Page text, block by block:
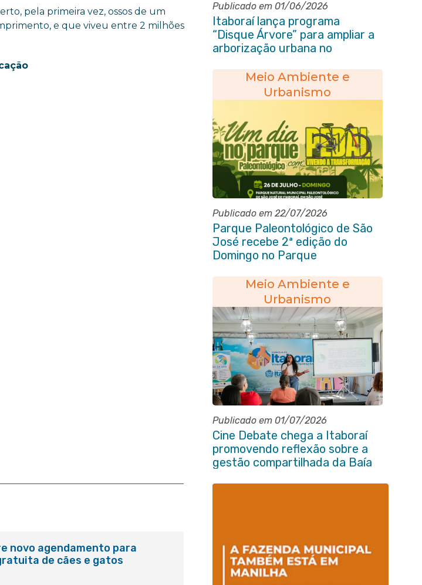
pela primeira vez, ossos de um
e que viveu entre 2 milhões
Publicado em 01/06/2026
Itaboraí lança programa
“Disque Árvore” para ampliar a
arborização urbana no
Meio Ambiente e
Urbanismo
Publicado em 22/07/2026
Parque Paleontológico de São
José recebe 2ª edição do
Domingo no Parque
Vivendo a Transformação
Meio Ambiente e
Urbanismo
Publicado em 01/07/2026
Cine Debate chega a Itaboraí
promovendo reflexão sobre a
gestão compartilhada da Baía
novo agendamento para
de cães e gatos